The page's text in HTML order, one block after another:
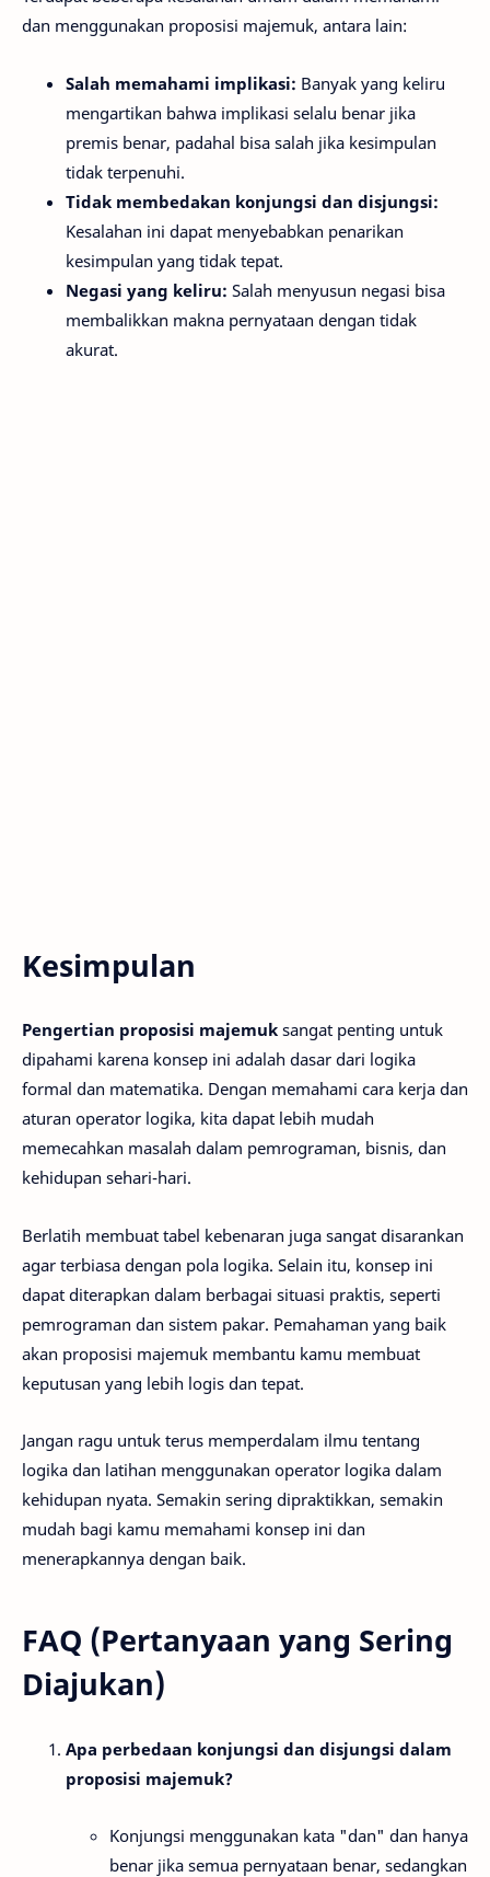
dan menggunakan proposisi majemuk, antara lain:
Salah memahami implikasi: Banyak yang keliru
mengartikan bahwa implikasi selalu benar jika
premis benar, padahal bisa salah jika kesimpulan
tidak terpenuhi.
Tidak membedakan konjungsi dan disjungsi:
Kesalahan ini dapat menyebabkan penarikan
kesimpulan yang tidak tepat.
Negasi yang keliru: Salah menyusun negasi bisa
membalikkan makna pernyataan dengan tidak
akurat.
Kesimpulan
Pengertian proposisi majemuk sangat penting untuk
dipahami karena konsep ini adalah dasar dari logika
formal dan matematika. Dengan memahami cara kerja dan
aturan operator logika, kita dapat lebih mudah
memecahkan masalah dalam pemrograman, bisnis, dan
kehidupan sehari-hari.
Berlatih membuat tabel kebenaran juga sangat disarankan
agar terbiasa dengan pola logika. Selain itu, konsep ini
dapat diterapkan dalam berbagai situasi praktis, seperti
pemrograman dan sistem pakar. Pemahaman yang baik
akan proposisi majemuk membantu kamu membuat
keputusan yang lebih logis dan tepat.
Jangan ragu untuk terus memperdalam ilmu tentang
logika dan latihan menggunakan operator logika dalam
kehidupan nyata. Semakin sering dipraktikkan, semakin
mudah bagi kamu memahami konsep ini dan
menerapkannya dengan baik.
FAQ (Pertanyaan yang Sering
Diajukan)
Apa perbedaan konjungsi dan disjungsi dalam
proposisi majemuk?
Konjungsi menggunakan kata "dan" dan hanya
benar jika semua pernyataan benar, sedangkan